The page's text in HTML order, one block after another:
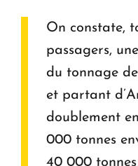
On constate,
passagers,
du tonnage
et partant
doublement
000 tonnes
40 000